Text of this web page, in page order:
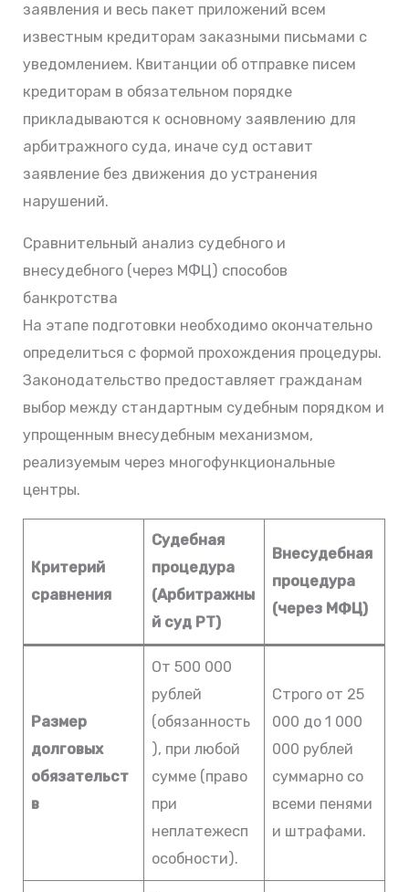
заявления и весь пакет приложений всем
известным кредиторам заказными письмами с
уведомлением. Квитанции об отправке писем
кредиторам в обязательном порядке
прикладываются к основному заявлению для
арбитражного суда, иначе суд оставит
заявление без движения до устранения
нарушений.
Сравнительный анализ судебного и
внесудебного (через МФЦ) способов
банкротства
На этапе подготовки необходимо окончательно
определиться с формой прохождения процедуры.
Законодательство предоставляет гражданам
выбор между стандартным судебным порядком и
упрощенным внесудебным механизмом,
реализуемым через многофункциональные
центры.
Критерий
сравнения
Судебная
процедура
(Арбитражны
й суд РТ)
Внесудебная
процедура
(через МФЦ)
Размер
долговых
обязательст
в
От 500 000
рублей
(обязанность
), при любой
сумме (право
при
неплатежесп
особности).
Строго от 25
000 до 1 000
000 рублей
суммарно со
всеми пенями
и штрафами.